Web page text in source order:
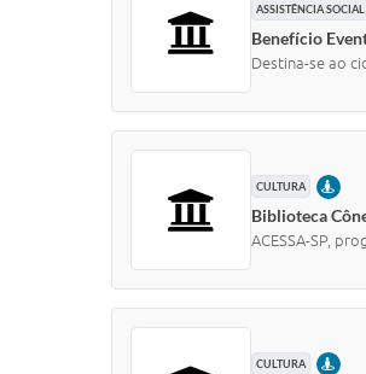
ASSISTÊNCIA SOCIAL
Benefício
Destina-se ao
CULTURA
Biblioteca
ACESSA-SP,
CULTURA